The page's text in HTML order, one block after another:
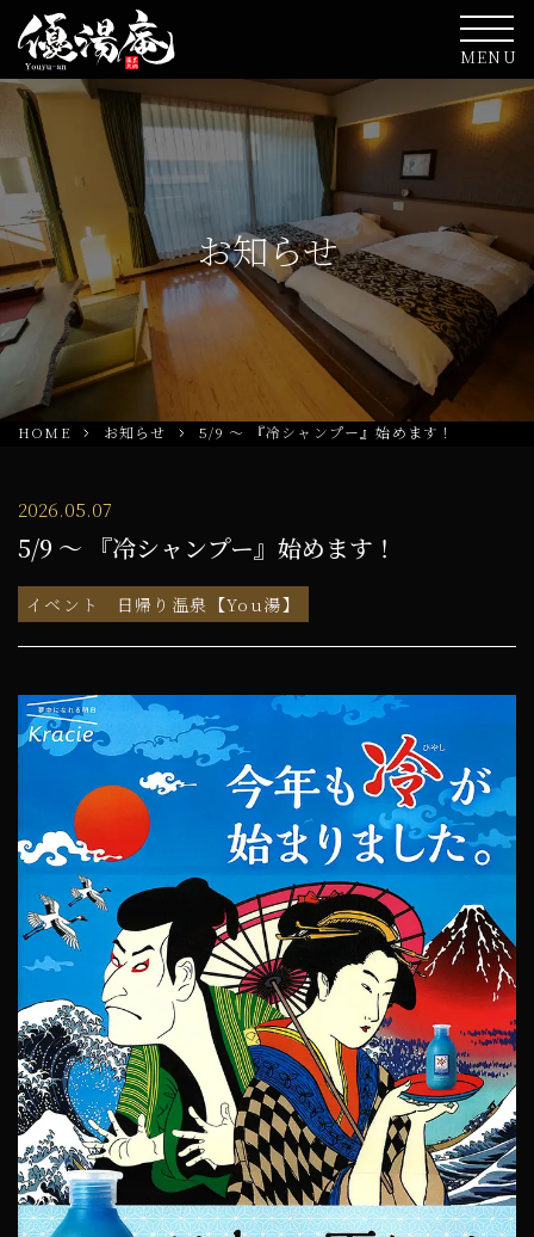
MENU
お知らせ
HOME お知らせ 5/9 ～ 『冷シャンプー』始めます！
2026.05.07
5/9 ～ 『冷シャンプー』始めます！
イベント 日帰り温泉【You湯】